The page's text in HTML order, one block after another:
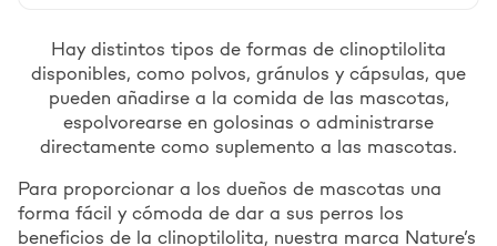
Hay distintos tipos de formas de clinoptilolita
disponibles, como polvos, gránulos y cápsulas, que
pueden añadirse a la comida de las mascotas,
espolvorearse en golosinas o administrarse
directamente como suplemento a las mascotas.
Para proporcionar a los dueños de mascotas una
forma fácil y cómoda de dar a sus perros los
beneficios de la clinoptilolita, nuestra marca Nature’s